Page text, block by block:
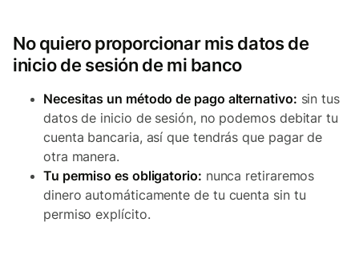
No quiero proporcionar mis datos de
inicio de sesión de mi banco
Necesitas un método de pago alternativo: sin tus
datos de inicio de sesión, no podemos debitar tu
cuenta bancaria, así que tendrás que pagar de
otra manera.
Tu permiso es obligatorio: nunca retiraremos
dinero automáticamente de tu cuenta sin tu
permiso explícito.